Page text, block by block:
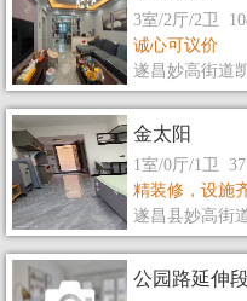
3室/2厅/2卫
诚心可议价
遂昌妙高街道
金太阳
1室/0厅/1卫
精装修，设施
遂昌县妙高街
公园路延伸